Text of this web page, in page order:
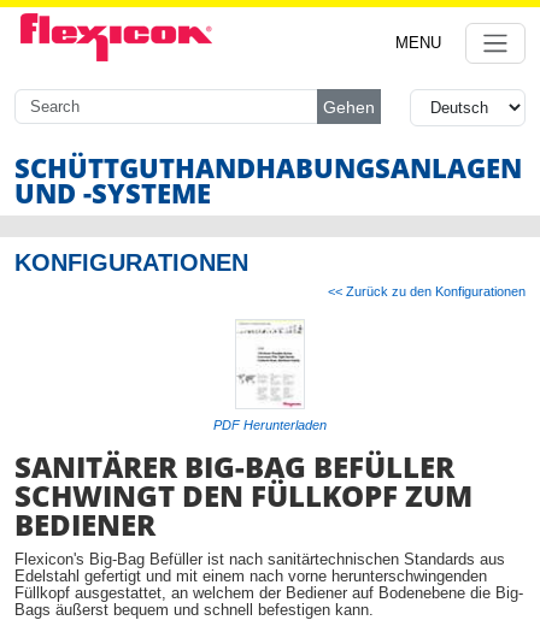
MENU
Gehen
SCHÜTTGUTHANDHABUNGSANLAGEN
UND -SYSTEME
KONFIGURATIONEN
<< Zurück zu den Konfigurationen
PDF Herunterladen
SANITÄRER BIG-BAG BEFÜLLER
SCHWINGT DEN FÜLLKOPF ZUM
BEDIENER
Flexicon's Big-Bag Befüller ist nach sanitärtechnischen Standards aus
Edelstahl gefertigt und mit einem nach vorne herunterschwingenden
Füllkopf ausgestattet, an welchem der Bediener auf Bodenebene die Big-
Bags äußerst bequem und schnell befestigen kann.